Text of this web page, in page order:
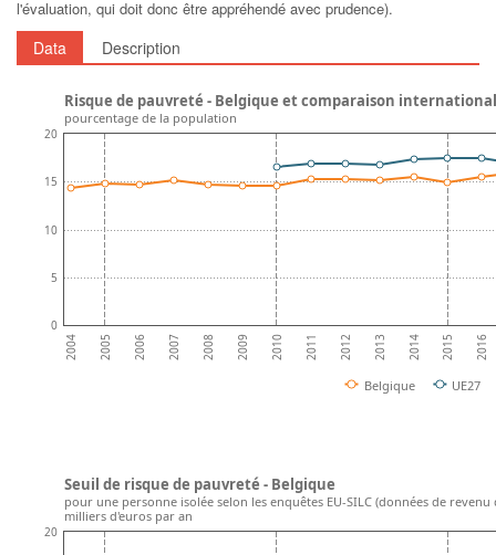
l'évaluation, qui doit donc être appréhendé avec prudence).
Data Description
2004 2005 2006 2007 2008 2009 2010 2011 2012 2013 2014 2015 2016
0
5
10
15
20
Belgique UE27
Risque de pauvreté - Belgique et comparaison
pourcentage de la population
20
Seuil de risque de pauvreté - Belgique
pour une personne isolée selon les enquêtes EU-SILC (données de
milliers d'euros par an